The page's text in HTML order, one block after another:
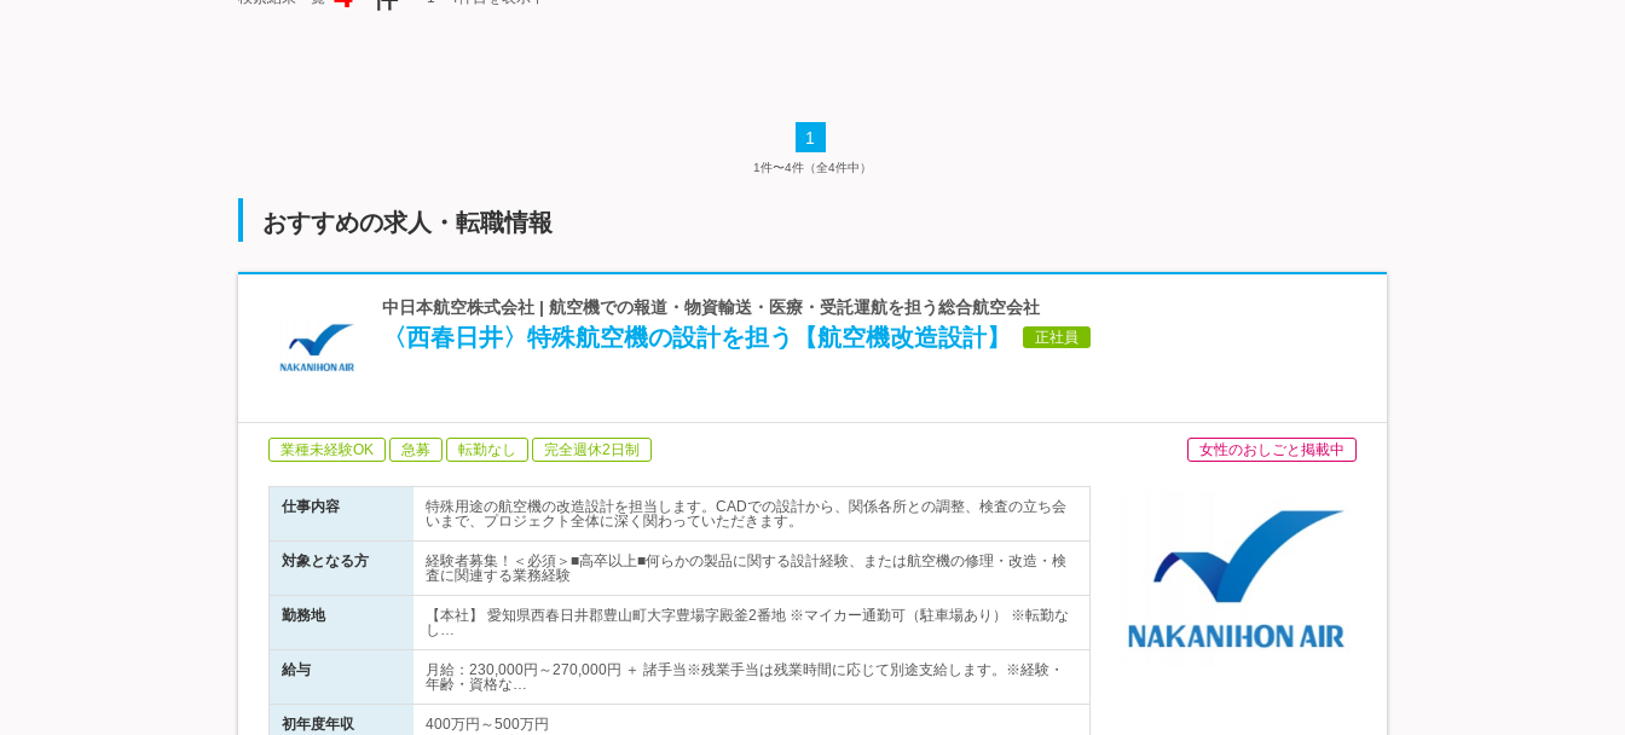
1
1件〜4件（全4件中）
おすすめの求人・転職情報
中日本航空株式会社 | 航空機での報道・物資輸送・医療・受託運航を担う総合航空会社
〈西春日井〉特殊航空機の設計を担う【航空機改造設計】 正社員
業種未経験OK 急募 転勤なし 完全週休2日制 女性のおしごと掲載中
仕事内容
特殊用途の航空機の改造設計を担当します。CADでの設計から、関係各所との調整、検査の立ち会
いまで、プロジェクト全体に深く関わっていただきます。
対象となる方
経験者募集！＜必須＞■高卒以上■何らかの製品に関する設計経験、または航空機の修理・改造・検
査に関連する業務経験
勤務地
【本社】 愛知県西春日井郡豊山町大字豊場字殿釜2番地 ※マイカー通勤可（駐車場あり） ※転勤な
し…
給与
月給：230,000円～270,000円 ＋ 諸手当※残業手当は残業時間に応じて別途支給します。※経験・
年齢・資格な…
初年度年収 400万円～500万円